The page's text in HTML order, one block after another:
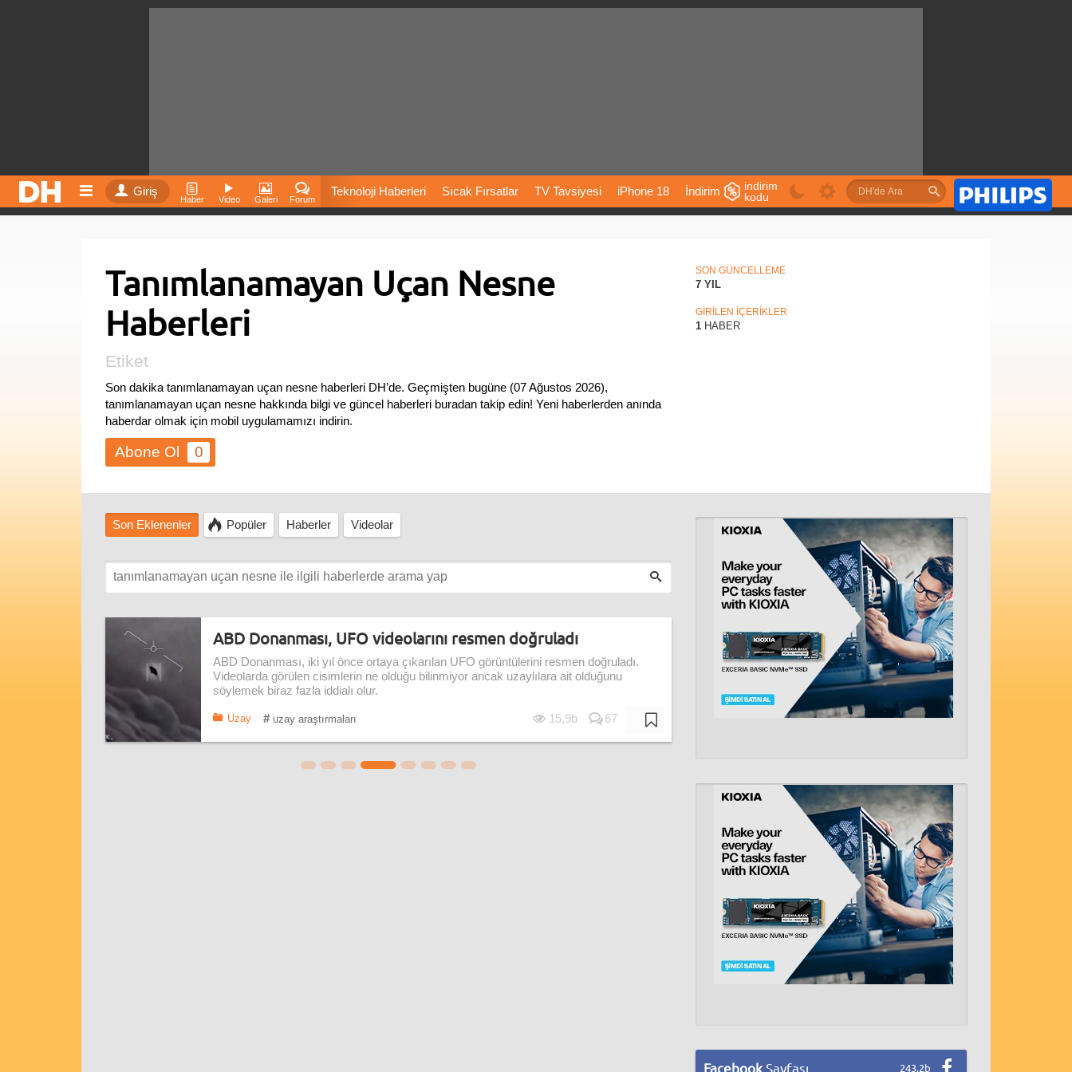
Giriş
Haber Video Galeri Forum
Teknoloji Haberleri Sıcak Fırsatlar TV Tavsiyesi iPhone 18 İndirim
Vizyondaki Filmler Önerileri
indirim
kodu
Tanımlanamayan Uçan Nesne
Haberleri
Etiket
Son dakika tanımlanamayan uçan nesne haberleri DH’de. Geçmişten bugüne (07 Ağustos 2026),
tanımlanamayan uçan nesne hakkında bilgi ve güncel haberleri buradan takip edin! Yeni haberlerden anında
haberdar olmak için mobil uygulamamızı indirin.
0
SON GÜNCELLEME
7 YIL
GİRİLEN İÇERİKLER
1 HABER
Son Eklenenler Popüler Haberler Videolar
ABD Donanması, UFO videolarını resmen doğruladı
ABD Donanması, iki yıl önce ortaya çıkarılan UFO görüntülerini resmen doğruladı.
Videolarda görülen cisimlerin ne olduğu bilinmiyor ancak uzaylılara ait olduğunu
söylemek biraz fazla iddialı olur.
Uzay # uzay araştırmaları 15,9b 67
Facebook Sayfası 243,2b